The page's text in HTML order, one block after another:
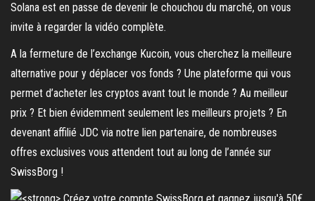
Solana est en passe de devenir le chouchou du marché, on vous
invite à regarder la vidéo complète.
A la fermeture de l’exchange Kucoin, vous cherchez la meilleure
alternative pour y déplacer vos fonds ? Une plateforme qui vous
permet d’acheter les cryptos avant tout le monde ? Au meilleur
prix ? Et bien évidemment seulement les meilleurs projets ? En
devenant affilié JDC via notre lien partenaire, de nombreuses
offres exclusives vous attendent tout au long de l’année sur
SwissBorg !